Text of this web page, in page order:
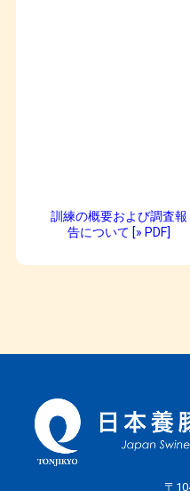
訓練の概要および調査報
告について [» PDF]
〒